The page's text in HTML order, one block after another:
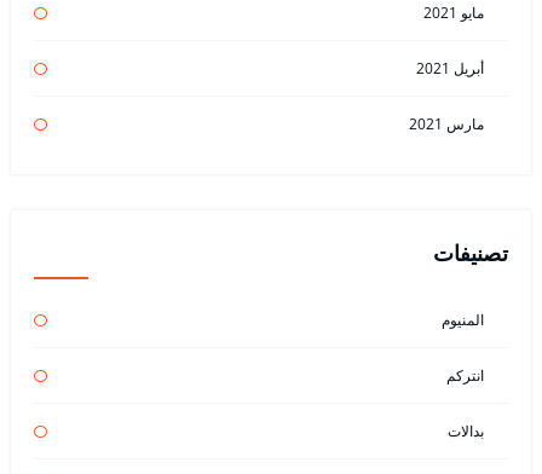
مايو 2021
أبريل 2021
مارس 2021
تصنيفات
المنيوم
انتركم
بدالات